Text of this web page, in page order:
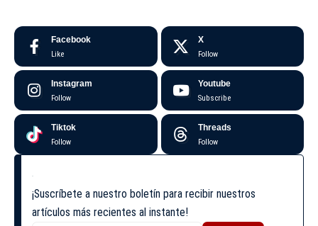
Facebook
Like
X
Follow
Instagram
Follow
Youtube
Subscribe
Tiktok
Follow
Threads
Follow
¡Suscríbete a nuestro boletín para recibir nuestros
artículos más recientes al instante!